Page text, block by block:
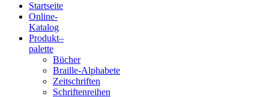
Blindenschrift-
Verlag
Startseite
Online-
Katalog
Produkt–
palette
Bücher
Braille-Alphabete
Zeitschriften
Schriftenreihen